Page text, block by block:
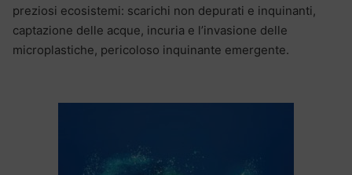
preziosi ecosistemi: scarichi non depurati e inquinanti,
captazione delle acque, incuria e l’invasione delle
microplastiche, pericoloso inquinante emergente.